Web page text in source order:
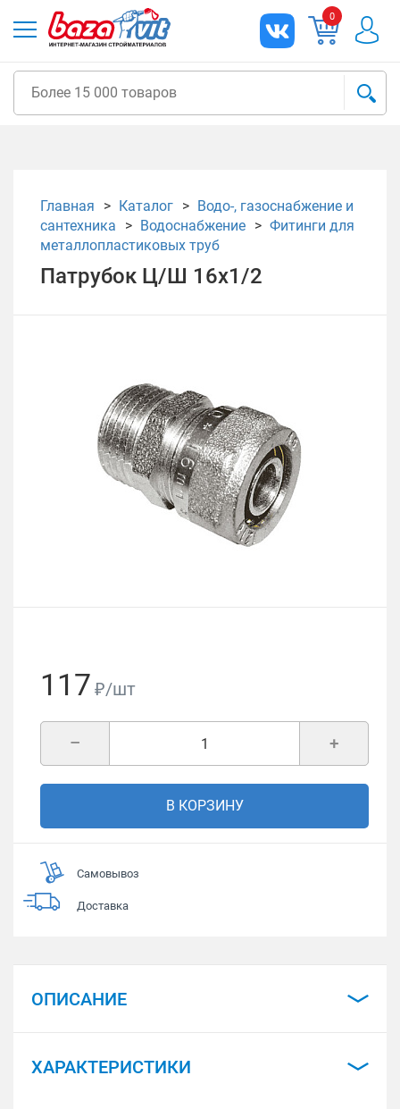
0
Главная Каталог
Водо-, газоснабжение и
сантехника
Водоснабжение
Фитинги для
металлопластиковых труб
Патрубок Ц/Ш 16х1/2
117 ₽/шт
+
–
В КОРЗИНУ
Самовывоз
Доставка
ОПИСАНИЕ
ХАРАКТЕРИСТИКИ